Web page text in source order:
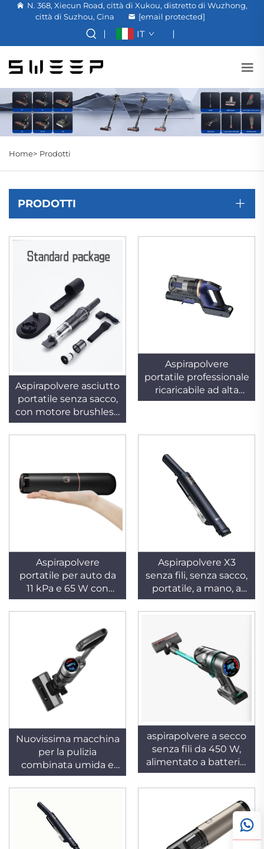
N. 368, Xiecun Road, città di Xukou, distretto di Wuzhong,
città di Suzhou, Cina
[email protected]
IT
Home> Prodotti
PRODOTTI
Aspirapolvere asciutto
portatile senza sacco,
con motore brushless,
alimentato a batteria
e wireless, alla moda,
Aspirapolvere
portatile professionale
ricaricabile ad alta
potenza, leggero, a
Aspirapolvere
portatile per auto da
11 kPa e 65 W con
motore BLDC,
asciutto, automatico,
a mano, alimentato
tramite USB o
batteria, senza sacco,
a basso rumore,
adatto per uso
alberghiero e
domestico
Aspirapolvere X3
senza fili, senza sacco,
portatile, a mano, a
bastone, a ciclone, per
uso domestico e
pulizia di tappeti e
peli di animali, con
batteria rimovibile
Nuovissima macchina
per la pulizia
combinata umida e
asciutta, a mano,
senza sacco, con filtro
lavabile, garanzia di 1
anno, adatta per uso
alberghiero e
domestico,
aspirapolvere a secco
senza fili da 450 W,
alimentato a batteria,
con filtro HEPA,
leggero, a mano e con
tecnologia ciclonica,
per uso domestico, in
hotel e su tappeti con
animali domestici